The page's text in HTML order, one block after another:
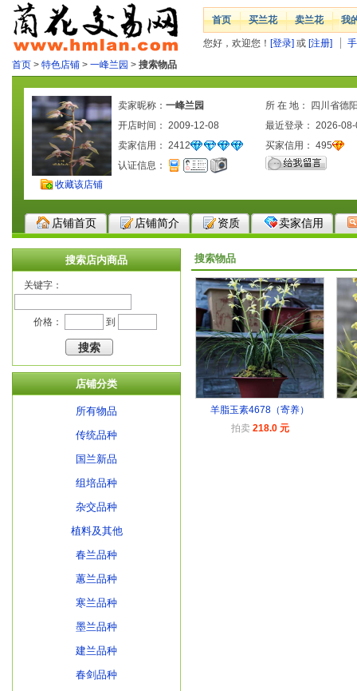
首页 买兰花 卖兰花 我
您好，欢迎您！ [登录] 或 [注册]
首页 > 特色店铺 > 一峰兰园 > 搜索物品
收藏该店铺
卖家昵称： 一峰兰园
所 在 地： 四川省德
开店时间： 2009-12-08
最近登录： 2026-
卖家信用： 2412 买家信用： 495
认证信息：
店铺首页 店铺简介 资质 卖家信用
搜索店内商品
关键字：
价格： 到
店铺分类
所有物品
传统品种
国兰新品
组培品种
杂交品种
植料及其他
春兰品种
蕙兰品种
寒兰品种
墨兰品种
建兰品种
春剑品种
搜索物品
羊脂玉素4678（寄养）
拍卖 218.0 元